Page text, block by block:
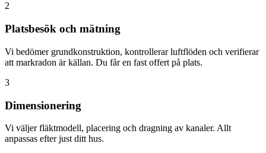
2
Platsbesök och mätning
Vi bedömer grundkonstruktion, kontrollerar luftflöden och verifierar
att markradon är källan. Du får en fast offert på plats.
3
Dimensionering
Vi väljer fläktmodell, placering och dragning av kanaler. Allt
anpassas efter just ditt hus.